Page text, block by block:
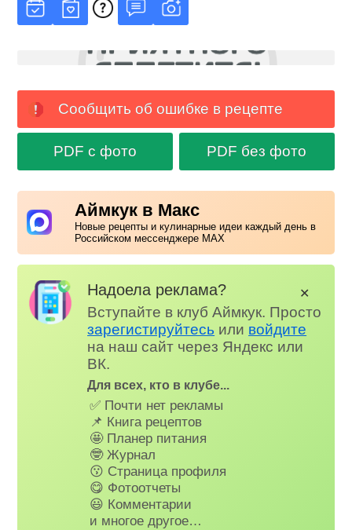
Сообщить об ошибке в рецепте
PDF с фото PDF без фото
Аймкук в Макс
Новые рецепты и кулинарные идеи каждый день в
Российском мессенджере MAX
Надоела реклама?
Вступайте в клуб Аймкук. Просто
зарегистируйтесь или войдите
на наш сайт через Яндекс или
ВК.
Для всех, кто в клубе...
✅ Почти нет рекламы
📌 Книга рецептов
🤩 Планер питания
🤓 Журнал
😗 Страница профиля
😋 Фотоотчеты
😃 Комментарии
и многое другое…
✕